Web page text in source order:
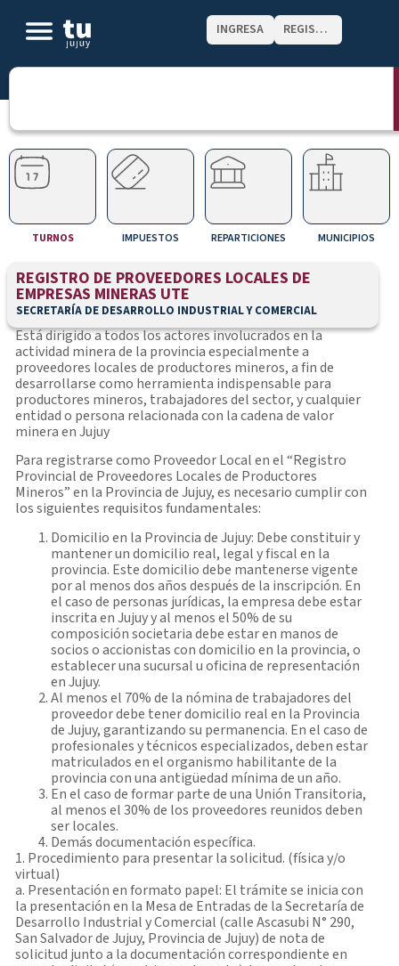
INGRESA REGISTRATE
TURNOS IMPUESTOS REPARTICIONES MUNICIPIOS
REGISTRO DE PROVEEDORES LOCALES DE
EMPRESAS MINERAS UTE
SECRETARÍA DE DESARROLLO INDUSTRIAL Y COMERCIAL
Está dirigido a todos los actores involucrados en la
actividad minera de la provincia especialmente a
proveedores locales de productores mineros, a fin de
desarrollarse como herramienta indispensable para
productores mineros, trabajadores del sector, y cualquier
entidad o persona relacionada con la cadena de valor
minera en Jujuy
Para registrarse como Proveedor Local en el “Registro
Provincial de Proveedores Locales de Productores
Mineros” en la Provincia de Jujuy, es necesario cumplir con
los siguientes requisitos fundamentales:
Domicilio en la Provincia de Jujuy: Debe constituir y
mantener un domicilio real, legal y fiscal en la
provincia. Este domicilio debe mantenerse vigente
por al menos dos años después de la inscripción. En
el caso de personas jurídicas, la empresa debe estar
inscrita en Jujuy y al menos el 50% de su
composición societaria debe estar en manos de
socios o accionistas con domicilio en la provincia, o
establecer una sucursal u oficina de representación
en Jujuy.
Al menos el 70% de la nómina de trabajadores del
proveedor debe tener domicilio real en la Provincia
de Jujuy, garantizando su permanencia. En el caso de
profesionales y técnicos especializados, deben estar
matriculados en el organismo habilitante de la
provincia con una antigüedad mínima de un año.
En el caso de formar parte de una Unión Transitoria,
al menos el 30% de los proveedores reunidos deben
ser locales.
Demás documentación específica.
1. Procedimiento para presentar la solicitud. (física y/o
virtual)
a. Presentación en formato papel: El trámite se inicia con
la presentación en la Mesa de Entradas de la Secretaría de
Desarrollo Industrial y Comercial (calle Ascasubi N° 290,
San Salvador de Jujuy, Provincia de Jujuy) de nota de
solicitud junto a la documentación correspondiente en